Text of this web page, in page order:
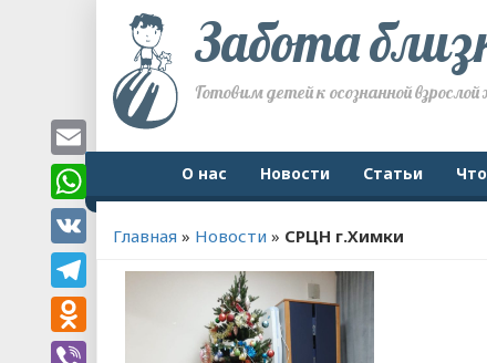
Забота
Готовим детей к осознанной
О нас Новости Статьи
Главная » Новости » СРЦН г.Химки
Email
WhatsApp
VK
Telegram
Odnoklassniki